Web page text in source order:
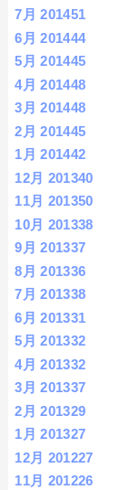
7月 201451
6月 201444
5月 201445
4月 201448
3月 201448
2月 201445
1月 201442
12月 201340
11月 201350
10月 201338
9月 201337
8月 201336
7月 201338
6月 201331
5月 201332
4月 201332
3月 201337
2月 201329
1月 201327
12月 201227
11月 201226